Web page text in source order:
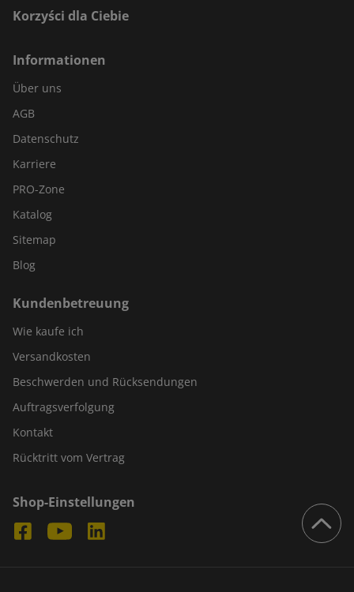
Korzyści dla Ciebie
Informationen
Über uns
AGB
Datenschutz
Karriere
PRO-Zone
Katalog
Sitemap
Blog
Kundenbetreuung
Wie kaufe ich
Versandkosten
Beschwerden und Rücksendungen
Auftragsverfolgung
Kontakt
Rücktritt vom Vertrag
Shop-Einstellungen